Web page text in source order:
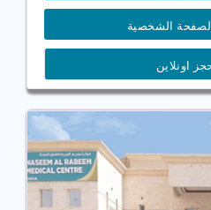
الشخصية
اونلاين